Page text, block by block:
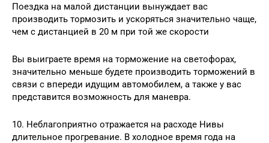
Поездка на малой дистанции вынуждает вас
производить тормозить и ускоряться значительно чаще,
чем с дистанцией в 20 м при той же скорости
Вы выиграете время на торможение на светофорах,
значительно меньше будете производить торможений в
связи с впереди идущим автомобилем, а также у вас
представится возможность для маневра.
10. Неблагоприятно отражается на расходе Нивы
длительное прогревание. В холодное время года на